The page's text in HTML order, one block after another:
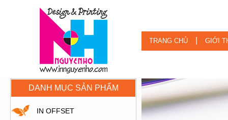
TRANG CHỦ GIỚI
DANH MỤC SẢN PHẨM
IN OFFSET